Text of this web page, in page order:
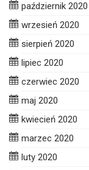
październik 2020
wrzesień 2020
sierpień 2020
lipiec 2020
czerwiec 2020
maj 2020
kwiecień 2020
marzec 2020
luty 2020